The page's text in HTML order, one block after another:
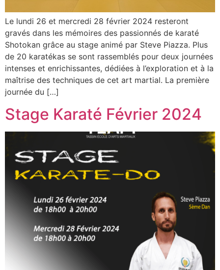
Le lundi 26 et mercredi 28 février 2024 resteront
gravés dans les mémoires des passionnés de karaté
Shotokan grâce au stage animé par Steve Piazza. Plus
de 20 karatékas se sont rassemblés pour deux journées
intenses et enrichissantes, dédiées à l’exploration et à la
maîtrise des techniques de cet art martial. La première
journée du […]
Stage Karaté Février 2024